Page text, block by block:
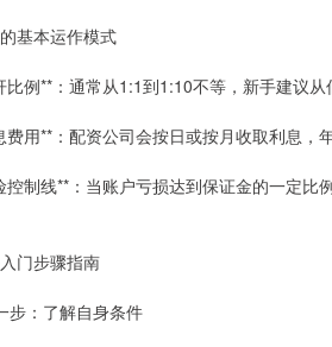
基本运作模式
比例**：通常从1:1到1:10不等，新手建议从
费用**：配资公司会按日或按月收取利息，
控制线**：当账户亏损达到保证金的一定
门步骤指南
步：了解自身条件